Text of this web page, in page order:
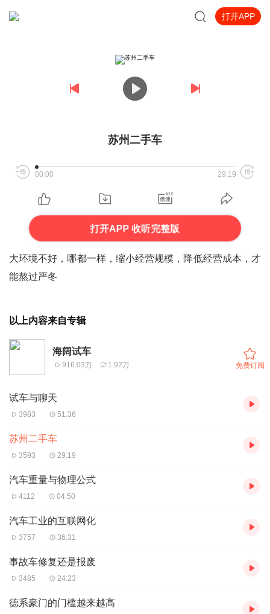
打开APP
苏州二手车
00:00 29:19
打开APP 收听完整版
大环境不好，哪都一样，缩小经营规模，降低经营成本，才
能熬过严冬
以上内容来自专辑
海阔试车
916.03万 1.92万 免费订阅
试车与聊天
3983 51:36
苏州二手车
3593 29:19
汽车重量与物理公式
4112 04:50
汽车工业的互联网化
3757 36:31
事故车修复还是报废
3485 24:23
德系豪门的门槛越来越高